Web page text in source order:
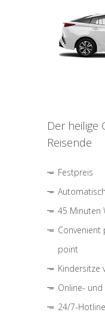
Der heilige
Reisende
Festpreis
45 Minuten
point
Kindersitze
Online-
24/7-Hotline